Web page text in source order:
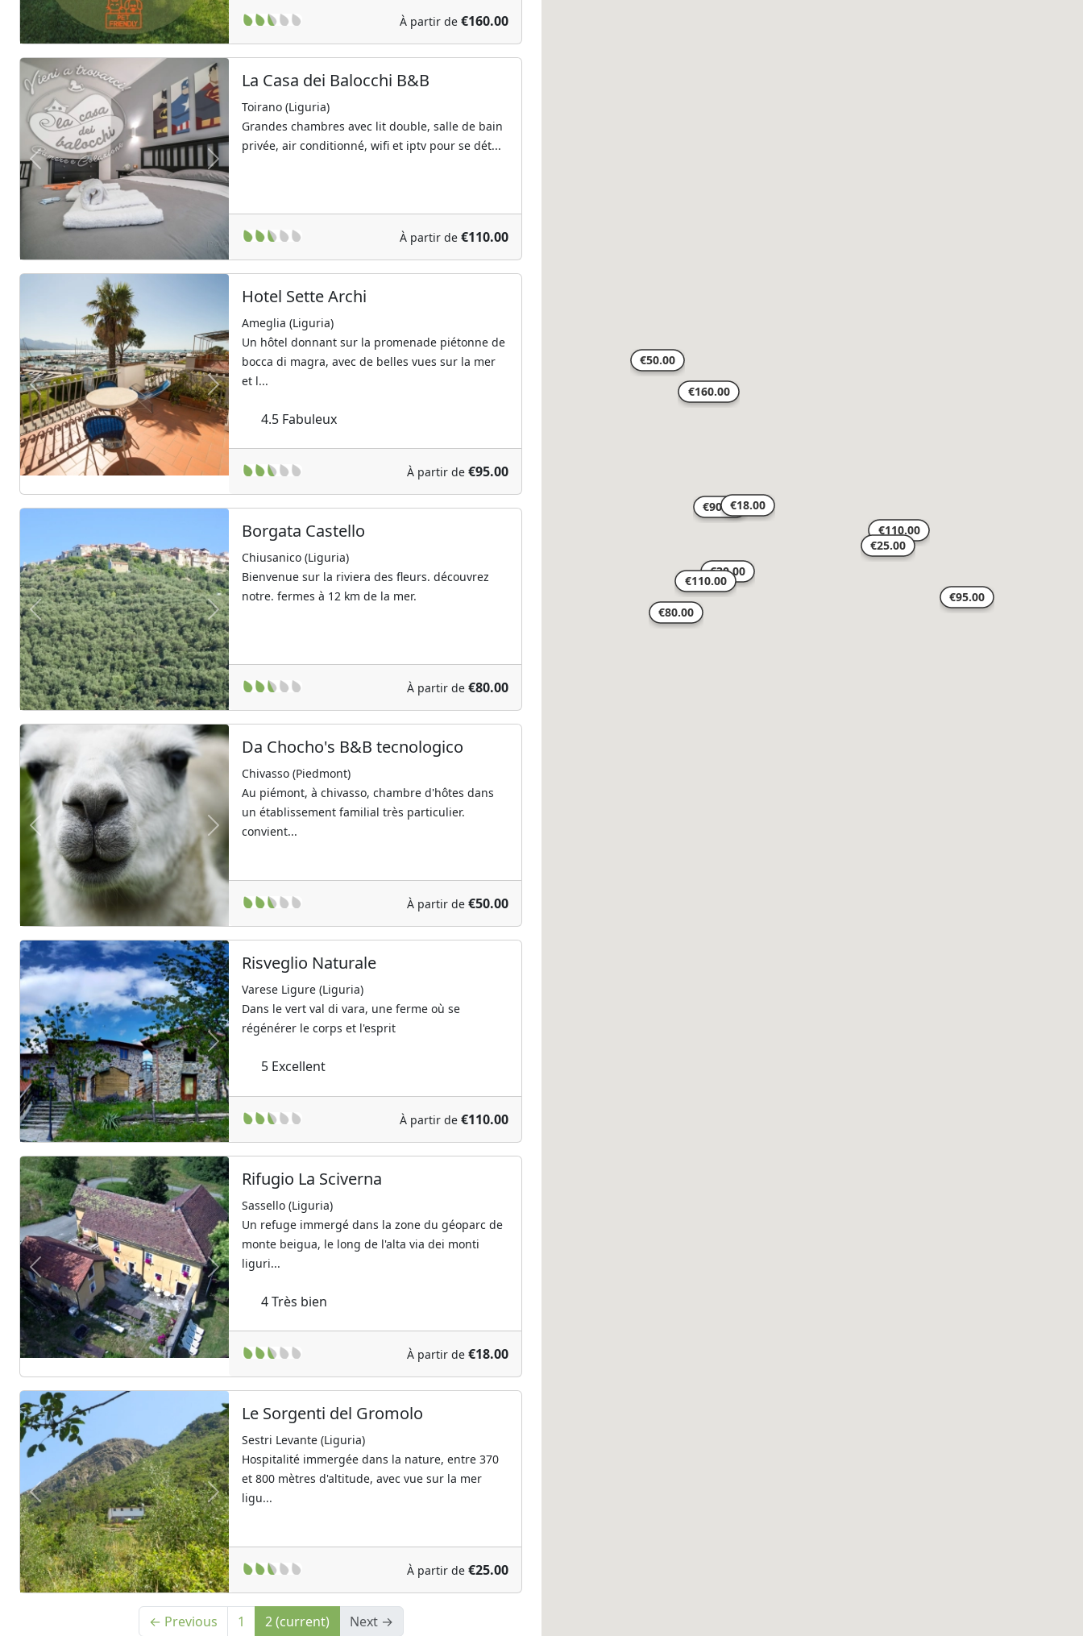
À partir de €160.00
Previous Next
La Casa dei Balocchi B&B
Toirano (Liguria)
Grandes chambres avec lit double, salle de bain
privée, air conditionné, wifi et iptv pour se dét...
À partir de €110.00
Previous Next
Hotel Sette Archi
Ameglia (Liguria)
Un hôtel donnant sur la promenade piétonne de
bocca di magra, avec de belles vues sur la mer
et l...
4.5 Fabuleux
À partir de €95.00
Previous Next
Borgata Castello
Chiusanico (Liguria)
Bienvenue sur la riviera des fleurs. découvrez
notre. fermes à 12 km de la mer.
À partir de €80.00
Previous Next
Da Chocho's B&B tecnologico
Chivasso (Piedmont)
Au piémont, à chivasso, chambre d'hôtes dans
un établissement familial très particulier.
convient...
À partir de €50.00
Previous Next
Risveglio Naturale
Varese Ligure (Liguria)
Dans le vert val di vara, une ferme où se
régénérer le corps et l'esprit
5 Excellent
À partir de €110.00
Previous Next
Rifugio La Sciverna
Sassello (Liguria)
Un refuge immergé dans la zone du géoparc de
monte beigua, le long de l'alta via dei monti
liguri...
4Très bien
À partir de €18.00
Previous Next
Le Sorgenti del Gromolo
Sestri Levante (Liguria)
Hospitalité immergée dans la nature, entre 370
et 800 mètres d'altitude, avec vue sur la mer
ligu...
À partir de €25.00
← Previous 1 2(current) Next →